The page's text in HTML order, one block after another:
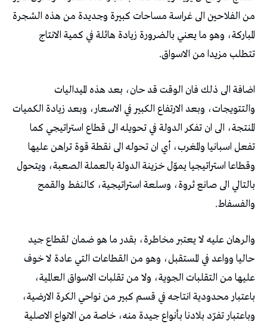
من الفلاحين الى غراسة مساحات كبيرة وجديدة من هذه الشجرة
المباركة، وهو ما يعني بالضرورة زيادة هائلة في كمية الانتاج
تتطلب مزيدا من الاسواق.
اضافة الى ذلك فان الوقت قد حان، بعد هذه الميداليات
والتتويجات، وبعد الارتفاع الكبير في الاسعار، وبعد زيادة الكميات
المنتجة، الى ان تفكر الدولة في تحويله الى قطاع استراتيجي كما
تفعل اسبانيا والمغرب، أي ان تحوله الى نقطة قوة تراهن عليها
وقطاعا استراتيجيا يموّل خزينة الدولة بالعملة الصعبة، ويتحول
بالتالي الى صانع ثروة، وسلعة استراتيجية، كالنفط والقمح
والفسفاط.
والرهان عليه لا يعتبر مخاطرة، بقدر ما هو ضمان لقطاع جيد
حاليا وواعد في المستقبل، وهو من القطاعات التي عادة لا خوف
عليها من التقلبات الجوية، ولا من تقلبات الاسواق العالمية،
باعتبار محدودية انتاجه في قسم كبير من نواحي الكرة الارضية،
وباعتبار تفرّد بلادنا بأنواع جيدة منه، خاصة من الانواع الاصلية